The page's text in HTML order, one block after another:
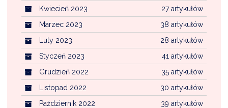
27 artykułów
Kwiecień 2023
38 artykułów
Marzec 2023
28 artykułów
Luty 2023
41 artykułów
Styczeń 2023
35 artykułów
Grudzień 2022
30 artykułów
Listopad 2022
39 artykułów
Październik 2022